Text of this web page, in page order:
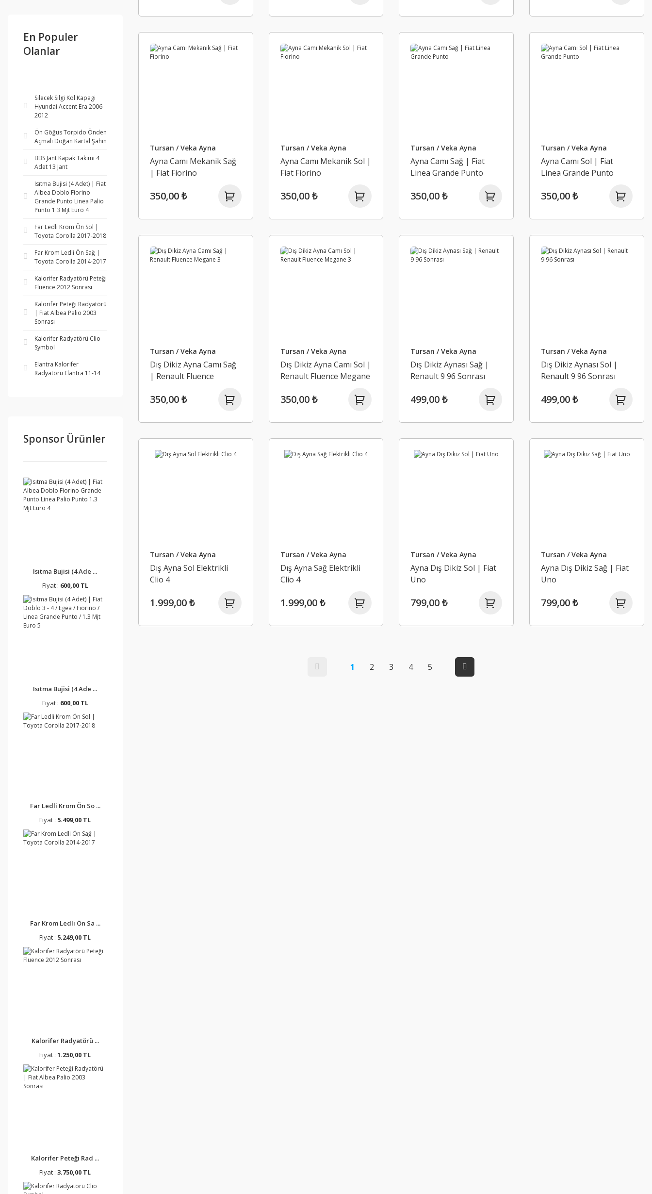
En Populer
Olanlar
Silecek Silgi Kol Kapagi
Hyundai Accent Era 2006-
2012
Ön Göğüs Torpido Önden
Açmalı Doğan Kartal Şahin
BBS Jant Kapak Takımı 4
Adet 13 Jant
Isıtma Bujisi (4 Adet) | Fiat
Albea Doblo Fiorino
Grande Punto Linea Palio
Punto 1.3 Mjt Euro 4
Far Ledli Krom Ön Sol |
Toyota Corolla 2017-2018
Far Krom Ledli Ön Sağ |
Toyota Corolla 2014-2017
Kalorifer Radyatörü Peteği
Fluence 2012 Sonrası
Kalorifer Peteği Radyatörü
| Fiat Albea Palio 2003
Sonrası
Kalorifer Radyatörü Clio
Symbol
Elantra Kalorifer
Radyatörü Elantra 11-14
Sponsor Ürünler
Isıtma Bujisi (4 Ade ...
Fiyat : 600,00 TL
Isıtma Bujisi (4 Ade ...
Fiyat : 600,00 TL
Far Ledli Krom Ön So ...
Fiyat : 5.499,00 TL
Far Krom Ledli Ön Sa ...
Fiyat : 5.249,00 TL
Kalorifer Radyatörü ...
Fiyat :1.250,00 TL
Kalorifer Peteği Rad ...
Fiyat :3.750,00 TL
Tursan / Veka Ayna
Ayna Camı Mekanik Sağ
| Fiat Fiorino
350,00 ₺
Tursan / Veka Ayna
Ayna Camı Mekanik Sol |
Fiat Fiorino
350,00 ₺
Tursan / Veka Ayna
Ayna Camı Sağ | Fiat
Linea Grande Punto
350,00 ₺
Tursan / Veka Ayna
Ayna Camı Sol | Fiat
Linea Grande Punto
350,00 ₺
Tursan / Veka Ayna
Dış Dikiz Ayna Camı Sağ
| Renault Fluence
350,00 ₺
Tursan / Veka Ayna
Dış Dikiz Ayna Camı Sol |
Renault Fluence Megane
350,00 ₺
Tursan / Veka Ayna
Dış Dikiz Aynası Sağ |
Renault 9 96 Sonrası
499,00 ₺
Tursan / Veka Ayna
Dış Dikiz Aynası Sol |
Renault 9 96 Sonrası
499,00 ₺
Tursan / Veka Ayna
Dış Ayna Sol Elektrikli
Clio 4
1.999,00 ₺
Tursan / Veka Ayna
Dış Ayna Sağ Elektrikli
Clio 4
1.999,00 ₺
Tursan / Veka Ayna
Ayna Dış Dikiz Sol | Fiat
Uno
799,00 ₺
Tursan / Veka Ayna
Ayna Dış Dikiz Sağ | Fiat
Uno
799,00 ₺
1 2 3 4 5